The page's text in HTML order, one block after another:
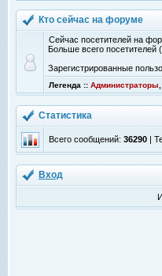
Кто сейчас на форуме
Сейчас посетителей на
Больше всего посетителей (
Зарегистрированные
Легенда :: Администраторы
Статистика
Всего сообщений: 36290 |
Вход